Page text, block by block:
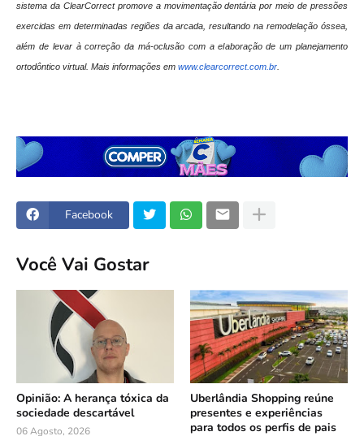
sistema da ClearCorrect promove a movimentação dentária por meio de pressões
exercidas em determinadas regiões da arcada, resultando na remodelação óssea,
além de levar à correção da má-oclusão com a elaboração de um planejamento
ortodôntico virtual. Mais informações em www.clearcorrect.com.br
Facebook
Você Vai Gostar
Opinião: A herança tóxica da
sociedade descartável
06 Agosto, 2026
Uberlândia Shopping reúne
presentes e experiências
para todos os perfis de pais